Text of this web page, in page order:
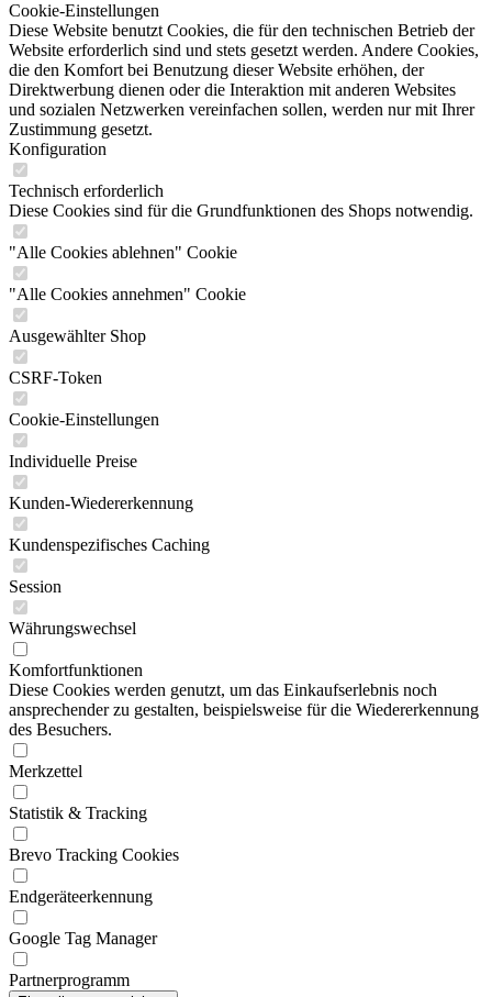
Cookie-Einstellungen
Diese Website benutzt Cookies, die für den technischen Betrieb der
Website erforderlich sind und stets gesetzt werden. Andere Cookies,
die den Komfort bei Benutzung dieser Website erhöhen, der
Direktwerbung dienen oder die Interaktion mit anderen Websites
und sozialen Netzwerken vereinfachen sollen, werden nur mit Ihrer
Zustimmung gesetzt.
Konfiguration
Technisch erforderlich
Diese Cookies sind für die Grundfunktionen des Shops notwendig.
"Alle Cookies ablehnen" Cookie
"Alle Cookies annehmen" Cookie
Ausgewählter Shop
CSRF-Token
Cookie-Einstellungen
Individuelle Preise
Kunden-Wiedererkennung
Kundenspezifisches Caching
Session
Währungswechsel
Komfortfunktionen
Diese Cookies werden genutzt, um das Einkaufserlebnis noch
ansprechender zu gestalten, beispielsweise für die Wiedererkennung
des Besuchers.
Merkzettel
Statistik & Tracking
Brevo Tracking Cookies
Endgeräteerkennung
Google Tag Manager
Partnerprogramm